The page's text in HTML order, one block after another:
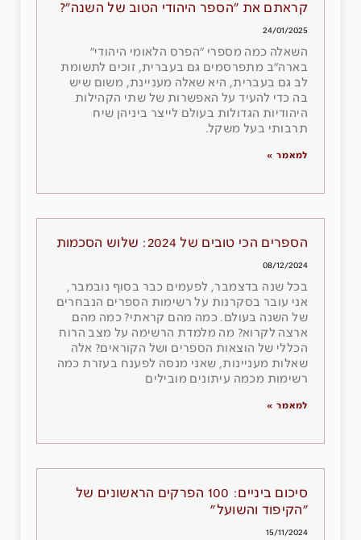
קראתם את ״הספר היהודי הטוב של השנה״?
24/01/2025
השאלה כמה מספרי ״הפרס הלאומי היהודי״
בארה״ב מתפרסמים גם בעברית, זוכים לתשומת
לב גם בעברית, היא שאלה מעניינת, משום שיש
בה כדי להעיד על האפשרות של שתי הקהילות
היהודיות הגדולות בעולם לייצר ביניהן שיח
תרבותי בעל משקל.
למאמר »
הספרים הכי טובים של 2024: שלוש הסכמות
08/12/2024
בכל שנה בדצמבר, לפעמים כבר בסוף נובמבר,
אני עובר בסקרנות על רשימות הספרים הנבחרים
של השנה בעולם. כמה מהם קראתי? כמה מהם
ארצה לקרוא? מה מלמדת הרשימה על מצב הרוח
הכללי של הוצאות הספרים ושל הקוראים? אלה
שאלות מעניינות, שאני מנסה לפענח בעזרת כמה
רשימות מכמה עיתונים מובילים
למאמר »
סיכום ביניים: 100 הפרקים הראשונים של
"הקיפוד והשועל"
15/11/2024